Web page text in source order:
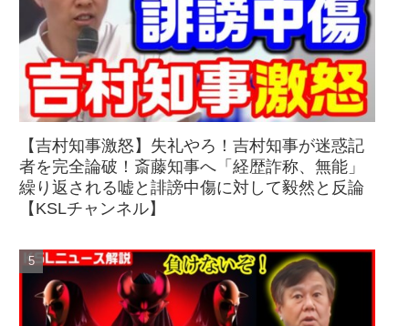
【吉村知事激怒】失礼やろ！吉村知事が迷惑記
者を完全論破！斎藤知事へ「経歴詐称、無能」
繰り返される嘘と誹謗中傷に対して毅然と反論
【KSLチャンネル】